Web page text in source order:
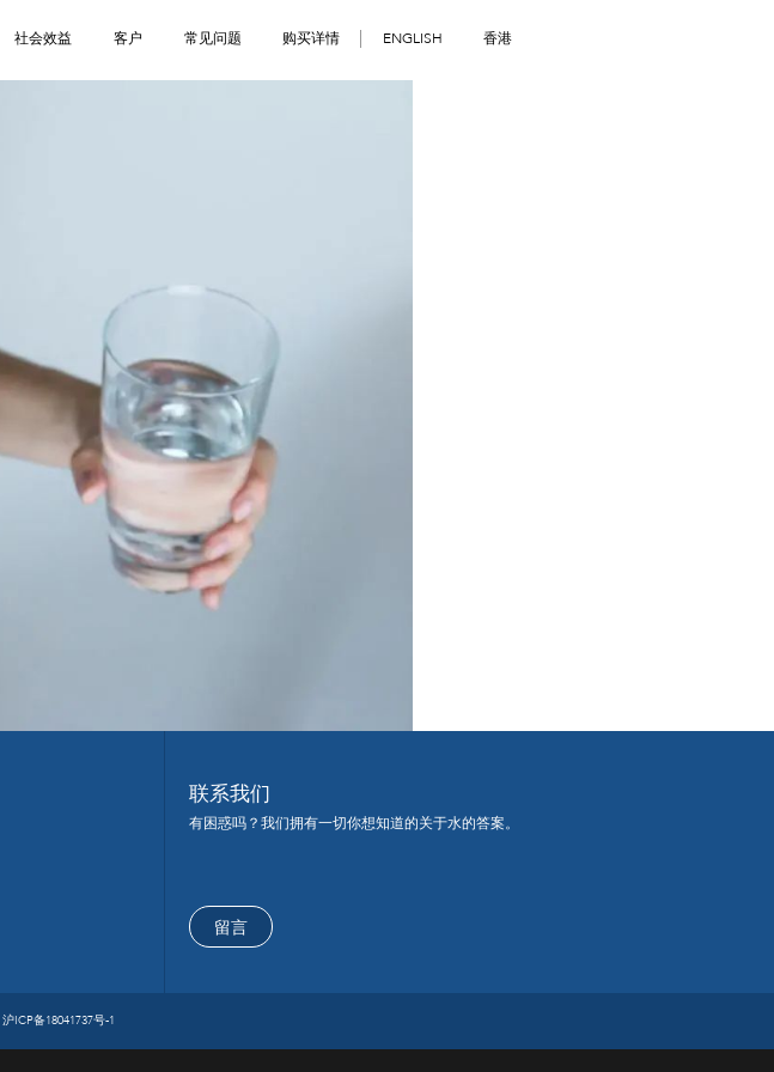
社会效益 客户 常见问题 购买详情 ENGLISH 香港
联系我们
有困惑吗？我们拥有一切你想知道的关于水的答案。
留言
沪ICP备18041737号-1